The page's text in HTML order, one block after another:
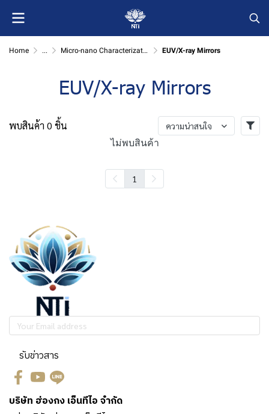
Home ... Micro-nano Characterization EUV/X-ray Mirrors
EUV/X-ray Mirrors
พบสินค้า 0 ชิ้น ความน่าสนใจ
ไม่พบสินค้า
1
รับข่าวสาร
บริษัท ฮ่องกง เอ็นทีไอ จำกัด